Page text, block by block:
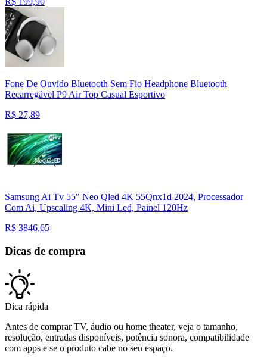
Fone De Ouvido Bluetooth Sem Fio Headphone Bluetooth
Recarregável P9 Air Top Casual Esportivo
R$ 27,89
Samsung Ai Tv 55" Neo Qled 4K 55Qnx1d 2024, Processador
Com Ai, Upscaling 4K, Mini Led, Painel 120Hz
R$ 3846,65
Dicas de compra
Dica rápida
Antes de comprar TV, áudio ou home theater, veja o tamanho,
resolução, entradas disponíveis, potência sonora, compatibilidade
com apps e se o produto cabe no seu espaço.